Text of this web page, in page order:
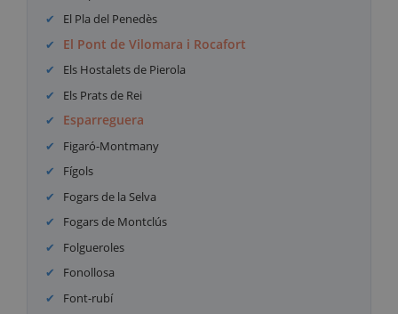
El Pla del Penedès
El Pont de Vilomara i Rocafort
Els Hostalets de Pierola
Els Prats de Rei
Esparreguera
Figaró-Montmany
Fígols
Fogars de la Selva
Fogars de Montclús
Folgueroles
Fonollosa
Font-rubí